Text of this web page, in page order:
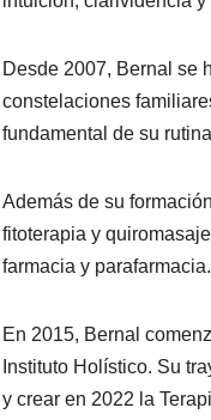
Desde 2007, Bernal se
constelaciones
fundamental de su
Además de su
fitoterapia y
farmacia y parafarmacia.
En 2015, Bernal
Instituto Holístico. Su
y crear en 2022 la